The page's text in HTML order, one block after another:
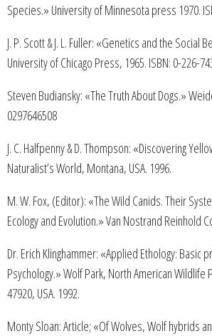
Species.» University of Minnesota press 1970.
J. P. Scott & J. L. Fuller: «Genetics and the Social
University of Chicago Press, 1965. ISBN: 0-226-
Steven Budiansky: «The Truth About Dogs.»
0297646508
J. C. Halfpenny & D. Thompson: «Discovering
Naturalist’s World, Montana, USA. 1996.
M. W. Fox, (Editor): «The Wild Canids. Their
Ecology and Evolution.» Van Nostrand Reinhold
Dr. Erich Klinghammer: «Applied Ethology: Basic
Psychology.» Wolf Park, North American Wildlife
47920, USA. 1992.
Monty Sloan: Article; «Of Wolves, Wolf hybrids